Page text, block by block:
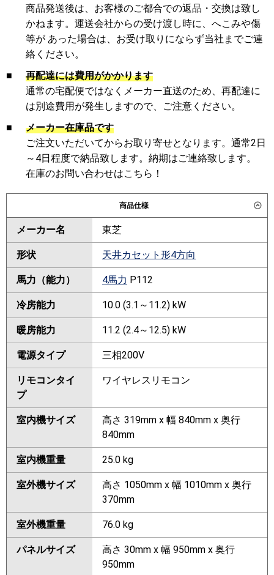
商品発送後は、お客様のご都合での返品・交換は致し
かねます。運送会社からの受け渡し時に、へこみや傷
等が あった場合は、お受け取りにならず当社までご連
絡ください。
■
再配達には費用がかかります
通常の宅配便ではなくメーカー直送のため、再配達に
は別途費用が発生しますので、ご注意ください。
■
メーカー在庫品です
ご注文いただいてからお取り寄せとなります。通常2日
～4日程度で納品致します。納期はご連絡致します。
在庫のお問い合わせはこちら！
商品仕様
メーカー名 東芝
形状 天井カセット形4方向
馬力（能力） 4馬力 P112
冷房能力 10.0 (3.1～11.2) kW
暖房能力 11.2 (2.4～12.5) kW
電源タイプ 三相200V
リモコンタイ
プ
ワイヤレスリモコン
室内機サイズ
高さ 319mm x 幅 840mm x 奥行
840mm
室内機重量 25.0 kg
室外機サイズ
高さ 1050mm x 幅 1010mm x 奥行
370mm
室外機重量 76.0 kg
パネルサイズ
高さ 30mm x 幅 950mm x 奥行
950mm